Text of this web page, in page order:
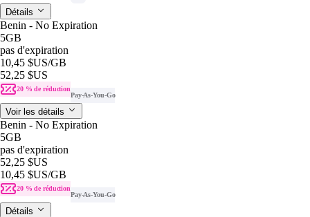
Détails
Benin - No Expiration
5GB
pas d'expiration
10,45 $US/GB
52,25 $US
20 % de réduction
Pay-As-You-Go
Voir les détails
Benin - No Expiration
5GB
pas d'expiration
52,25 $US
10,45 $US/GB
20 % de réduction
Pay-As-You-Go
Détails